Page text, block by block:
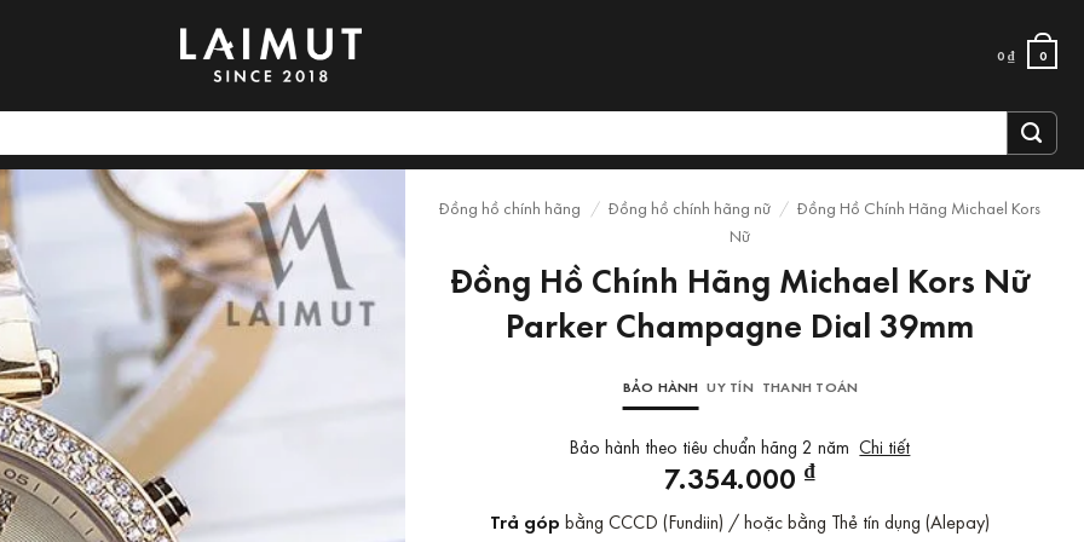
0₫ 0
Đồng hồ chính hãng / Đồng hồ chính hãng nữ / Đồng Hồ Chính Hãng Michael Kors
Nữ
Đồng Hồ Chính Hãng Michael Kors Nữ
Parker Champagne Dial 39mm
BẢO HÀNH UY TÍN THANH TOÁN
Bảo hành theo tiêu chuẩn hãng 2 nămChi tiết
7.354.000 ₫
Trả góp bằng CCCD (Fundiin) / hoặc bằng Thẻ tín dụng (Alepay)